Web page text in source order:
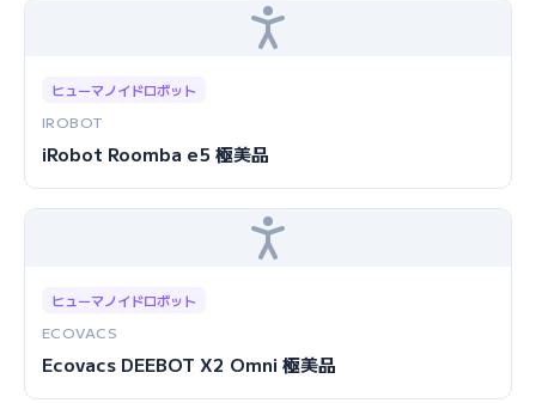
ヒューマノイドロボット
IROBOT
iRobot Roomba e5 極美品
ヒューマノイドロボット
ECOVACS
Ecovacs DEEBOT X2 Omni 極美品